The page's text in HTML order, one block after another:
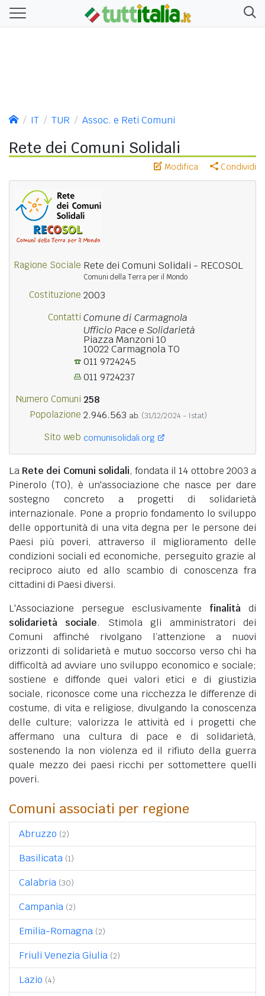
IT TUR Assoc. e Reti Comuni
Rete dei Comuni Solidali
Modifica Condividi
Ragione Sociale Rete dei Comuni Solidali - RECOSOL
Comuni della Terra per il Mondo
Costituzione 2003
Contatti Comune di Carmagnola
Ufficio Pace e Solidarietà
Piazza Manzoni 10
10022 Carmagnola TO
011 9724245
011 9724237
Numero Comuni 258
Popolazione 2.946.563 ab. (31/12/2024 - Istat)
Sito web comunisolidali.org
La Rete dei Comuni solidali, fondata il 14 ottobre 2003 a
Pinerolo (TO), è un'associazione che nasce per dare
sostegno concreto a progetti di solidarietà
internazionale. Pone a proprio fondamento lo sviluppo
delle opportunità di una vita degna per le persone dei
Paesi più poveri, attraverso il miglioramento delle
condizioni sociali ed economiche, perseguito grazie al
reciproco aiuto ed allo scambio di conoscenza fra
cittadini di Paesi diversi.
L'Associazione persegue esclusivamente finalità di
solidarietà sociale. Stimola gli amministratori dei
Comuni affinché rivolgano l’attenzione a nuovi
orizzonti di solidarietà e mutuo soccorso verso chi ha
difficoltà ad avviare uno sviluppo economico e sociale;
sostiene e diffonde quei valori etici e di giustizia
sociale, riconosce come una ricchezza le differenze di
costume, di vita e religiose, divulgando la conoscenza
delle culture; valorizza le attività ed i progetti che
affermano una cultura di pace e di solidarietà,
sostenendo la non violenza ed il rifiuto della guerra
quale mezzo dei paesi ricchi per sottomettere quelli
poveri.
Comuni associati per regione
Abruzzo (2)
Basilicata (1)
Calabria (30)
Campania (2)
Emilia-Romagna (2)
Friuli Venezia Giulia (2)
Lazio (4)